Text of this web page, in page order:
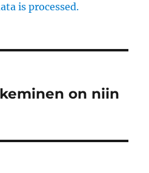
is processed.
on niin